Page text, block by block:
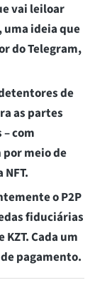
vai leiloar
uma ideia que
do Telegram,
de
as partes
com
meio de
o P2P
fiduciárias
KZT. Cada um
pagamento.